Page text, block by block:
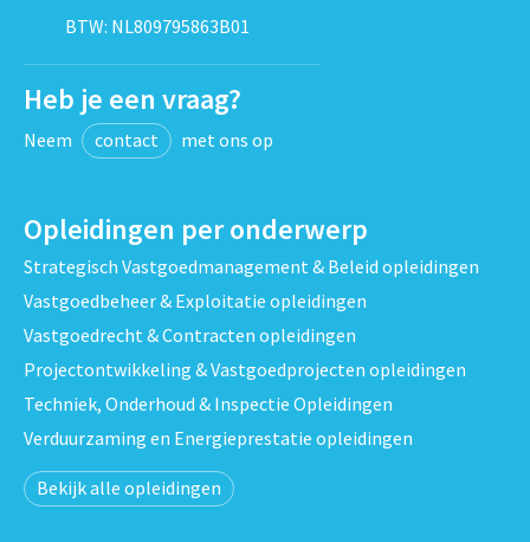
BTW: NL809795863B01
Heb je een vraag?
Neem contact met ons op
Opleidingen per onderwerp
Strategisch Vastgoedmanagement & Beleid opleidingen
Vastgoedbeheer & Exploitatie opleidingen
Vastgoedrecht & Contracten opleidingen
Projectontwikkeling & Vastgoedprojecten opleidingen
Techniek, Onderhoud & Inspectie Opleidingen
Verduurzaming en Energieprestatie opleidingen
Bekijk alle opleidingen